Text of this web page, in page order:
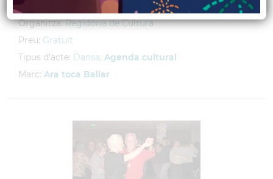
Hora:
Organitza: Regidoria de Cultura
Preu: Gratuït
Tipus d'acte: Dansa, Agenda cultural
Marc: Ara toca Ballar